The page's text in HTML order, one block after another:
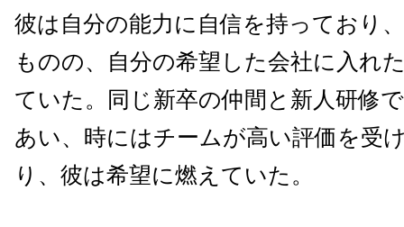
彼は自分の能力に自信を持っており
ものの、自分の希望した会社に入れ
ていた。同じ新卒の仲間と新人研修
あい、時にはチームが高い評価を受
り、彼は希望に燃えていた。